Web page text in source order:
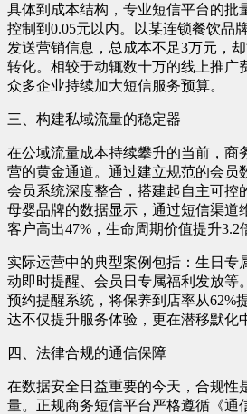
具体到成本结构，专业短信平台的批
控制到0.05元以内。以某连锁餐饮品
发送营销信息，总成本不足3万元，
转化。相较于动辄数十万的线上推广
众多企业持续加大短信服务预算。
三、构建私域流量的稳定器
在公域流量成本持续攀升的当前，商
营的黄金通道。通过建立规范的会员
会员系统深度整合，搭建起自主可控
母婴品牌的数据显示，通过短信渠道
客户高出47%，生命周期价值提升3.2
实际运营中的典型案例包括：生日专
动即时提醒、会员日专属福利发放等
预约提醒系统，将保养到店率从62%
达不仅提升服务体验，更在潜移默化
四、法律合规的通信保障
在数据安全日益重要的今天，合规性
量。正规商务短信平台严格遵循《通